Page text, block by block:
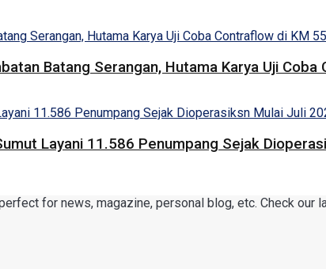
Batang Serangan, Hutama Karya Uji
Layani 11.586 Penumpang Sejak
for news, magazine, personal blog, etc. Check our